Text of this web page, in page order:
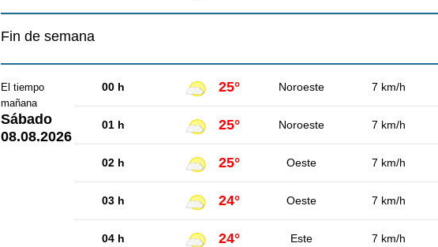
Fin de semana
El tiempo
mañana
Sábado
08.08.2026
00 h 25° Noroeste 7 km/h
01 h 25° Noroeste 7 km/h
02 h 25° Oeste 7 km/h
03 h 24° Oeste 7 km/h
04 h 24° Este 7 km/h